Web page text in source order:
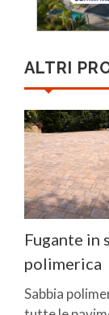
ALTRI
Fugante in
polimerica
Sabbia